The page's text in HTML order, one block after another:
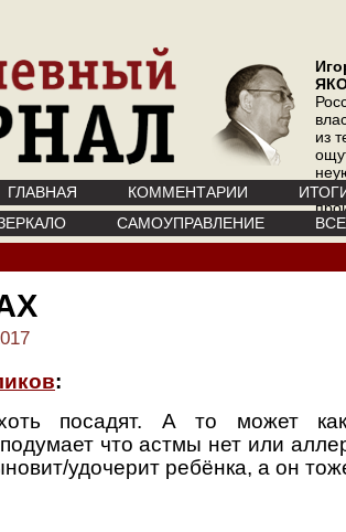
из
где
ГЛАВНАЯ КОММЕНТАРИИ
САМОУПРАВЛЕНИЕ
:
посадят. А то может
что астмы нет или
удочерит ребёнка, а он